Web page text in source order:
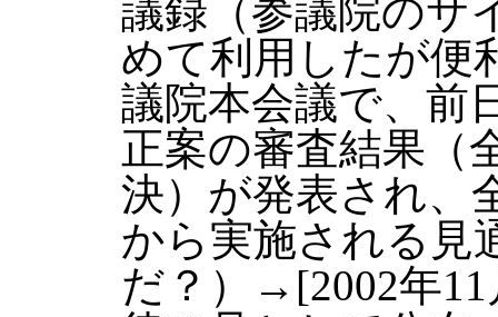
議録（参議院のサ
めて利用したが便
議院本会議で、前
正案の審査結果（
決）が発表され、
から実施される見
だ？）→[2002年